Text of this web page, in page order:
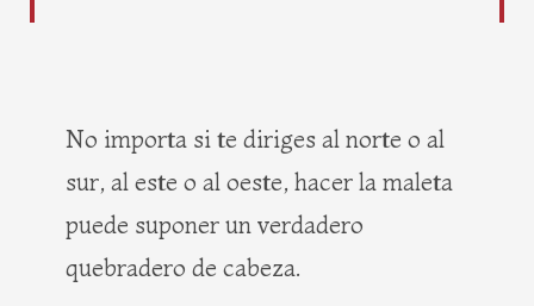
No importa si te diriges al norte o al
sur, al este o al oeste, hacer la maleta
puede suponer un verdadero
quebradero de cabeza.